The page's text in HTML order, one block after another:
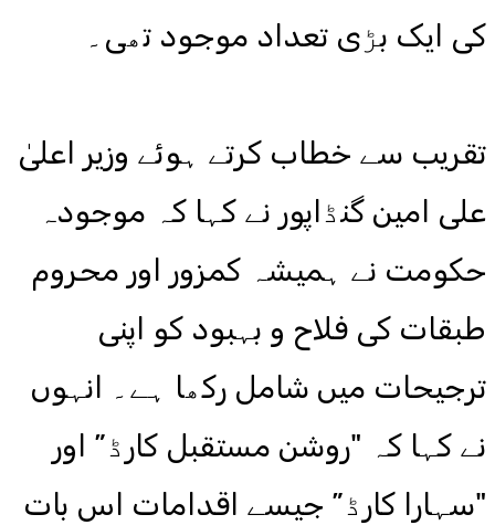
کی ایک بڑی تعداد موجود تھی۔
تقریب سے خطاب کرتے ہوئے وزیر اعلیٰ
علی امین گنڈاپور نے کہا کہ موجودہ
حکومت نے ہمیشہ کمزور اور محروم
طبقات کی فلاح و بہبود کو اپنی
ترجیحات میں شامل رکھا ہے۔ انہوں
نے کہا کہ "روشن مستقبل کارڈ” اور
"سہارا کارڈ” جیسے اقدامات اس بات